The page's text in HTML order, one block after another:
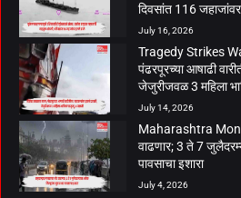
दिवसांत 116
July 16, 2026
Tragedy Strikes
पंढरपूरच्या आषाढी
जेजुरीजवळ 3 महिला
July 14, 2026
Maharashtra
वाढणार; 3 ते 7
पावसाचा इशारा
July 4, 2026